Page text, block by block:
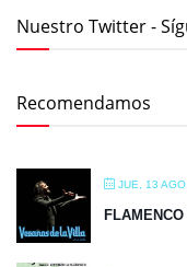
Nuestro Twitter -
Recomendamos
JUE, 13